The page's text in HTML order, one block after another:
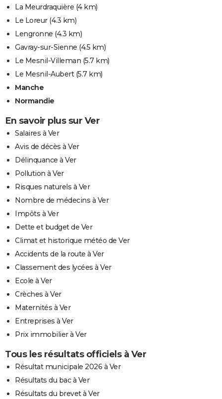
La Meurdraquière (4 km)
Le Loreur(4.3 km)
Lengronne (4.3 km)
Gavray-sur-Sienne (4.5 km)
Le Mesnil-Villeman (5.7 km)
Le Mesnil-Aubert(5.7 km)
Manche
Normandie
En savoir plus sur Ver
Salaires à Ver
Avis de décès à Ver
Délinquance à Ver
Pollution à Ver
Risques naturels à Ver
Nombre de médecins à Ver
Impôts à Ver
Dette et budget de Ver
Climat et historique météo de Ver
Accidents de la route à Ver
Classement des lycées à Ver
Ecole à Ver
Crèches à Ver
Maternités à Ver
Entreprises à Ver
Prix immobilier à Ver
Tous les résultats officiels à Ver
Résultat municipale 2026 à Ver
Résultats du bac à Ver
Résultats du brevet à Ver